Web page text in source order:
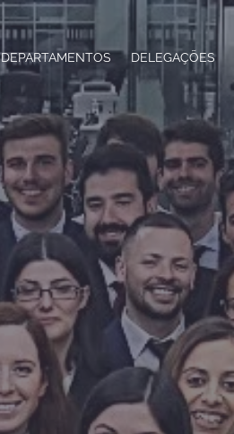
DEPARTAMENTOS DELEGAÇÕES